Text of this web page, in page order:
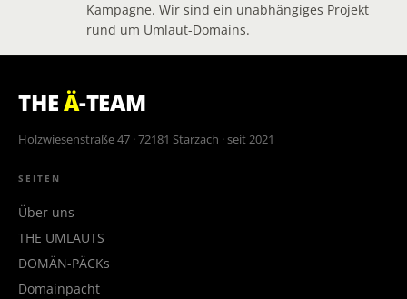
Kampagne. Wir sind ein unabhängiges Projekt
rund um Umlaut-Domains.
THEÄ-TEAM
Holzwiesenstraße 47 · 72181 Starzach · seit 2021
SEITEN
Über uns
THE UMLAUTS
DOMÄN-PÄCKs
Domainpacht